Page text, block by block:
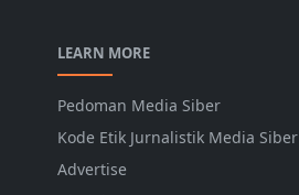
LEARN MORE
Pedoman Media Siber
Kode Etik Jurnalistik Media Siber
Advertise